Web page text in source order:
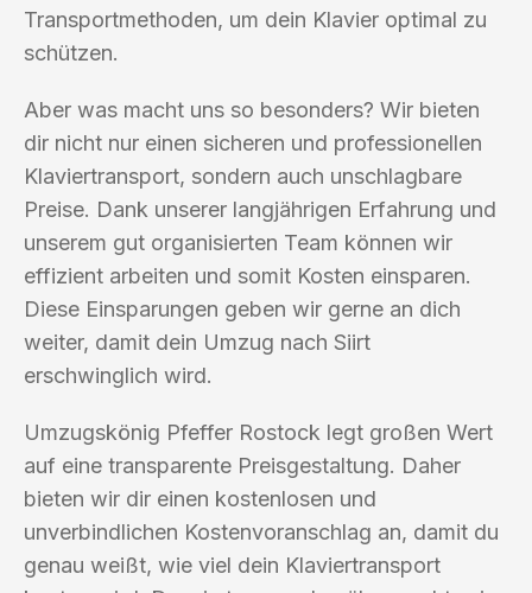
Transportmethoden, um dein Klavier optimal zu
schützen.
Aber was macht uns so besonders? Wir bieten
dir nicht nur einen sicheren und professionellen
Klaviertransport, sondern auch unschlagbare
Preise. Dank unserer langjährigen Erfahrung und
unserem gut organisierten Team können wir
effizient arbeiten und somit Kosten einsparen.
Diese Einsparungen geben wir gerne an dich
weiter, damit dein Umzug nach Siirt
erschwinglich wird.
Umzugskönig Pfeffer Rostock legt großen Wert
auf eine transparente Preisgestaltung. Daher
bieten wir dir einen kostenlosen und
unverbindlichen Kostenvoranschlag an, damit du
genau weißt, wie viel dein Klaviertransport